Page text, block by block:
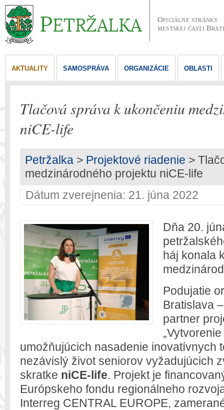
Oficiálne stránky
mestskej časti
AKTUALITY SAMOSPRÁVA ORGANIZÁCIE OBLASTI
Tlačová správa k ukončeniu
niCE-life
Petržalka > Projektové riadenie >
medzinárodného projektu niCE-life
Dátum zverejnenia: 21. júna 2022
Dňa 20.
háj konala
Podujatie
Bratislava
partner
umožňujúcich nasadenie inovatívnych
nezávislý život seniorov vyžadujúcich
skratke niCE-life. Projekt je
Európskeho fondu regionálneho
Interreg CENTRAL EUROPE,